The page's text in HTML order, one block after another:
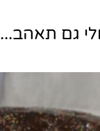
גם תאהב...